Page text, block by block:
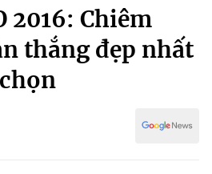
2016: Chiêm
thắng đẹp nhất